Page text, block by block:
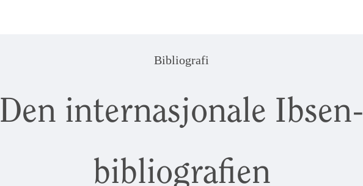
Bibliografi
Den internasjonale Ibsen-
bibliografien